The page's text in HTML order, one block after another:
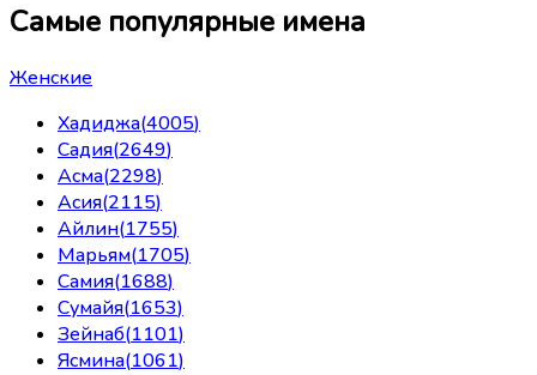
Самые популярные имена
Женские
Хадиджа(4005)
Садия(2649)
Асма(2298)
Асия(2115)
Айлин(1755)
Марьям(1705)
Самия(1688)
Сумайя(1653)
Зейнаб(1101)
Ясмина(1061)